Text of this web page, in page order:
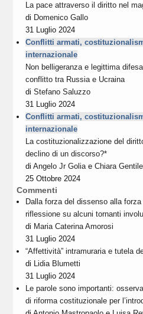
La pace attraverso il diritto nel
di Domenico Gallo
31 Luglio 2024
Conflitti armati,
internazionale
Non belligeranza e legittima
conflitto tra Russia e Ucraina
diStefano Saluzzo
31 Luglio 2024
Conflitti armati,
internazionale
La costituzionalizzazione del
declino di un discorso?*
diAngelo Jr GoliaeChiara Gentile
25 Ottobre 2024
Commenti
Dalla forza del dissenso alla
riflessione su alcuni tornanti
di Maria Caterina Amorosi
31 Luglio 2024
“Affettività” intramuraria e tutela
di Lidia Blumetti
31 Luglio 2024
Le parole sono importanti:
di riforma costituzionale per